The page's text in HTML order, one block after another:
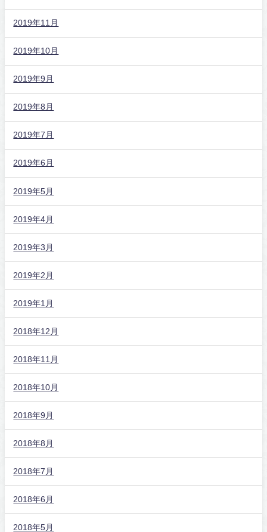
2019年11月
2019年10月
2019年9月
2019年8月
2019年7月
2019年6月
2019年5月
2019年4月
2019年3月
2019年2月
2019年1月
2018年12月
2018年11月
2018年10月
2018年9月
2018年8月
2018年7月
2018年6月
2018年5月